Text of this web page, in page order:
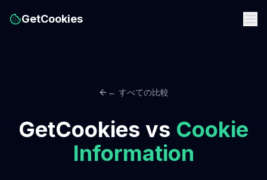
GetCookies
← すべての比較
GetCookies vs Cookie
Information